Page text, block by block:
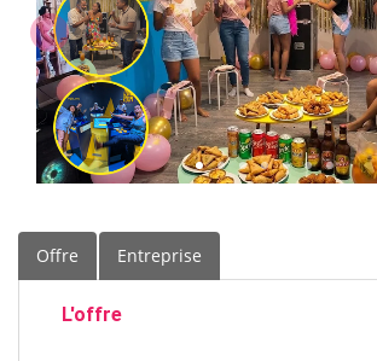
Offre Entreprise
L'offre